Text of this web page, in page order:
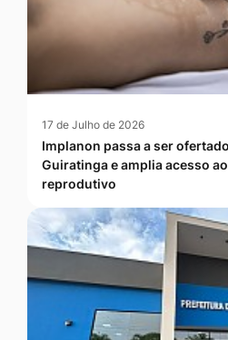
17 de Julho de 2026
Implanon passa a ser
Guiratinga e amplia acesso
reprodutivo